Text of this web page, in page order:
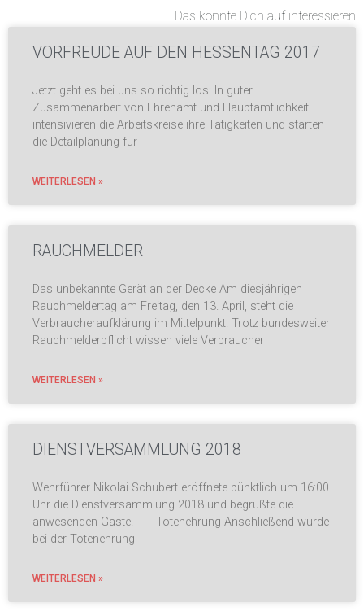
Das könnte Dich auf interessieren
VORFREUDE AUF DEN HESSENTAG 2017
Jetzt geht es bei uns so richtig los: In guter
Zusammenarbeit von Ehrenamt und Hauptamtlichkeit
intensivieren die Arbeitskreise ihre Tätigkeiten und starten
die Detailplanung für
WEITERLESEN »
RAUCHMELDER
Das unbekannte Gerät an der Decke Am diesjährigen
Rauchmeldertag am Freitag, den 13. April, steht die
Verbraucheraufklärung im Mittelpunkt. Trotz bundesweiter
Rauchmelderpflicht wissen viele Verbraucher
WEITERLESEN »
DIENSTVERSAMMLUNG 2018
Wehrführer Nikolai Schubert eröffnete pünktlich um 16:00
Uhr die Dienstversammlung 2018 und begrüßte die
anwesenden Gäste. Totenehrung Anschließend wurde
bei der Totenehrung
WEITERLESEN »